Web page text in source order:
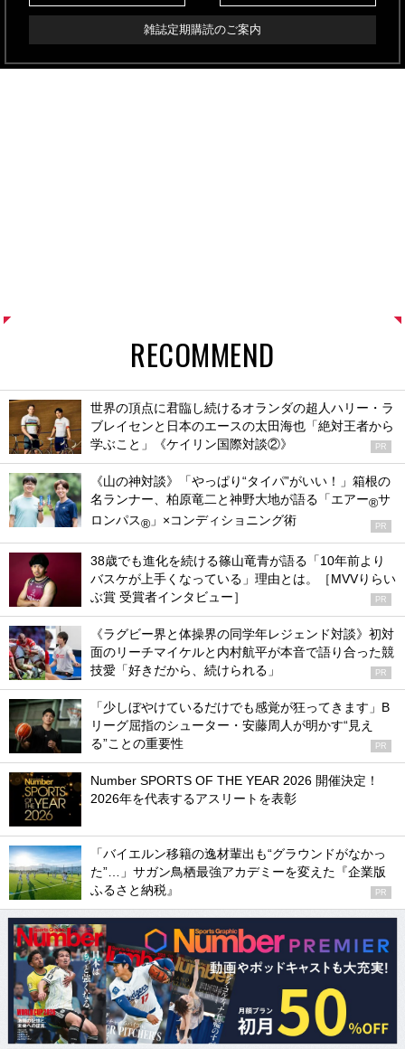
雑誌定期購読のご案内
RECOMMEND
世界の頂点に君臨し続けるオランダの超人ハリー・ラ
ブレイセンと日本のエースの太田海也「絶対王者から
学ぶこと」《ケイリン国際対談②》
PR
《山の神対談》「やっぱり“タイパ”がいい！」箱根の
名ランナー、柏原竜二と神野大地が語る「エアー®サ
ロンパス® 」×コンディショニング術 PR
38歳でも進化を続ける篠山竜青が語る「10年前より
バスケが上手くなっている」理由とは。［MVVりらい
ぶ賞 受賞者インタビュー］
PR
《ラグビー界と体操界の同学年レジェンド対談》初対
面のリーチマイケルと内村航平が本音で語り合った競
技愛「好きだから、続けられる」
PR
「少しぼやけているだけでも感覚が狂ってきます」B
リーグ屈指のシューター・安藤周人が明かす“見え
る”ことの重要性
PR
Number SPORTS OF THE YEAR 2026 開催決定！
2026年を代表するアスリートを表彰
「バイエルン移籍の逸材輩出も“グラウンドがなかっ
た”…」サガン鳥栖最強アカデミーを変えた『企業版
ふるさと納税』
PR